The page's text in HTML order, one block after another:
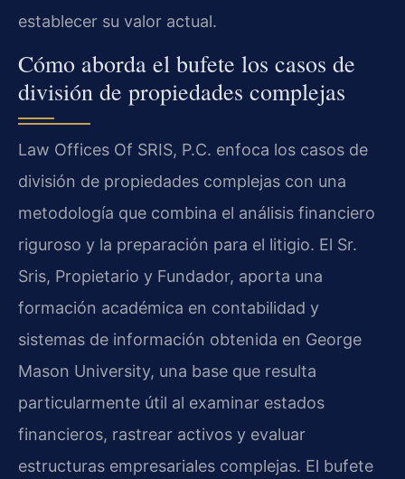
establecer su valor actual.
Cómo aborda el bufete los casos de
división de propiedades complejas
Law Offices Of SRIS, P.C. enfoca los casos de
división de propiedades complejas con una
metodología que combina el análisis financiero
riguroso y la preparación para el litigio. El Sr.
Sris, Propietario y Fundador, aporta una
formación académica en contabilidad y
sistemas de información obtenida en George
Mason University, una base que resulta
particularmente útil al examinar estados
financieros, rastrear activos y evaluar
estructuras empresariales complejas. El bufete